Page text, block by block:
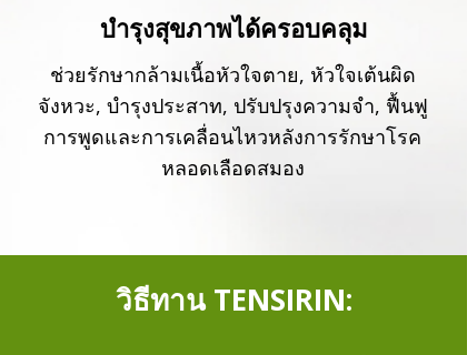
บำรุงสุขภาพได้ครอบคลุม
ช่วยรักษากล้ามเนื้อหัวใจตาย, หัวใจเต้นผิด
จังหวะ, บำรุงประสาท, ปรับปรุงความจำ, ฟื้นฟู
การพูดและการเคลื่อนไหวหลังการรักษาโรค
หลอดเลือดสมอง
วิธีทาน TENSIRIN: